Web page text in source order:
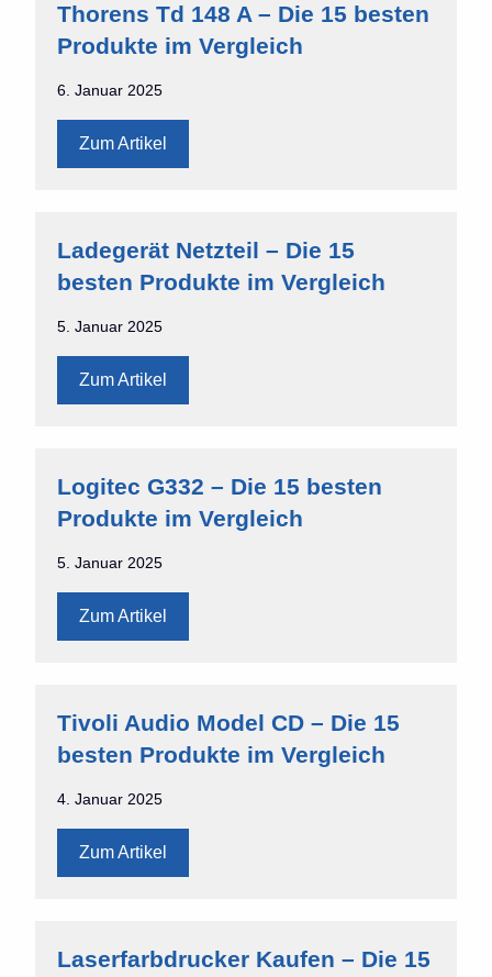
Thorens Td 148 A – Die 15 besten
Produkte im Vergleich
6. Januar 2025
Zum Artikel
Ladegerät Netzteil – Die 15
besten Produkte im Vergleich
5. Januar 2025
Zum Artikel
Logitec G332 – Die 15 besten
Produkte im Vergleich
5. Januar 2025
Zum Artikel
Tivoli Audio Model CD – Die 15
besten Produkte im Vergleich
4. Januar 2025
Zum Artikel
Laserfarbdrucker Kaufen – Die 15